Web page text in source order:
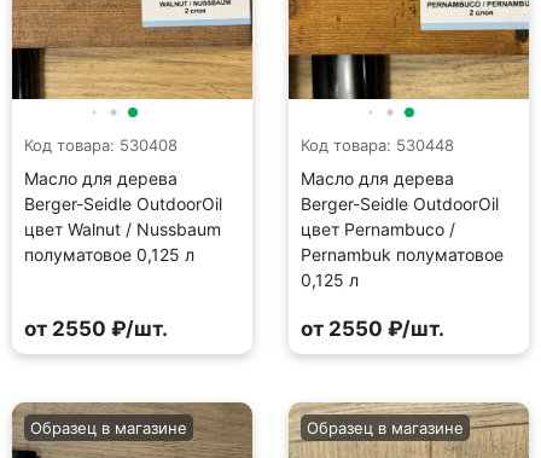
Код товара: 530408
Масло для дерева
Berger-Seidle OutdoorOil
цвет Walnut / Nussbaum
полуматовое 0,125 л
от 2550 ₽/шт.
Код товара: 530448
Масло для дерева
Berger-Seidle OutdoorOil
цвет Pernambuco /
Pernambuk полуматовое
0,125 л
от 2550 ₽/шт.
Образец в магазине Образец в магазине